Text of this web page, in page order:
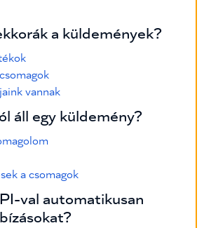
a küldemények?
vannak
áll egy küldemény?
a csomagok
val automatikusan